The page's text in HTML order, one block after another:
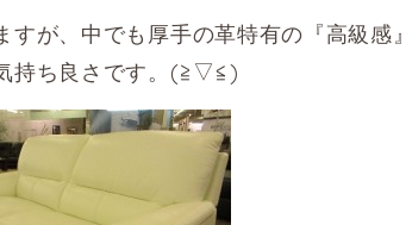
が、中でも厚手の革特有の『高級感』
持ち良さです。(≧▽≦)